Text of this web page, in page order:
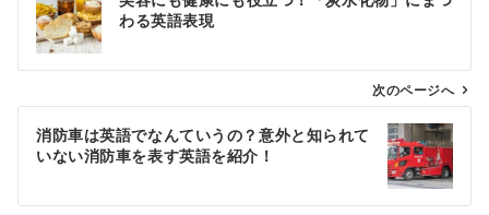
ン
わる英語表現
次のページへ
消防車は英語でなんていうの？意外と知られて
いない消防車を表す英語を紹介！